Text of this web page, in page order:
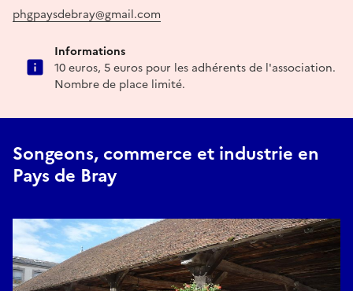
phgpaysdebray@gmail.com
Informations
10 euros, 5 euros pour les adhérents de l'association.
Nombre de place limité.
Songeons, commerce et industrie en
Pays de Bray